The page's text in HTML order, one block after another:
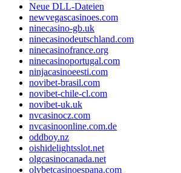
Neue DLL-Dateien
newvegascasinoes.com
ninecasino-gb.uk
ninecasinodeutschland.com
ninecasinofrance.org
ninecasinoportugal.com
ninjacasinoeesti.com
novibet-brasil.com
novibet-chile-cl.com
novibet-uk.uk
nvcasinocz.com
nvcasinoonline.com.de
oddboy.nz
oishidelightsslot.net
olgcasinocanada.net
olybetcasinoespana.com